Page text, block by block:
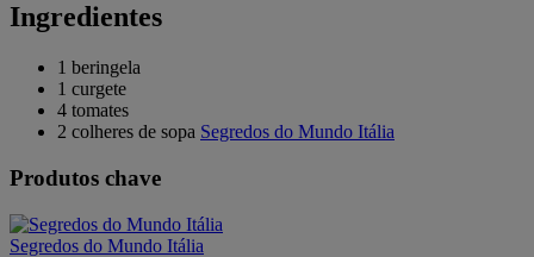
Ingredientes
1 beringela
1 curgete
4 tomates
2 colheres de sopa Segredos do Mundo Itália
Produtos chave
Segredos do Mundo Itália